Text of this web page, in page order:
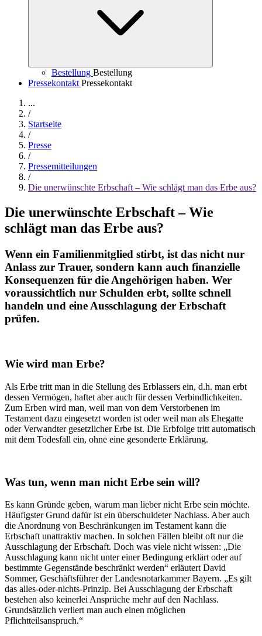
Bestellung Bestellung
Pressekontakt Pressekontakt
...
/
Startseite
/
Presse
/
Pressemitteilungen
/
Die unerwünschte Erbschaft – Wie schlägt man das Erbe aus?
Die unerwünschte Erbschaft – Wie
schlägt man das Erbe aus?
Wenn ein Familienmitglied stirbt, ist das nicht nur
Anlass zur Trauer, sondern kann auch finanzielle
Konsequenzen für die Angehörigen haben. Wer
voraussichtlich nur Schulden erbt, sollte schnell
handeln und eine Ausschlagung der Erbschaft
prüfen.
Wie wird man Erbe?
Als Erbe tritt man in die Stellung des Erblassers ein, d.h. man erbt
dessen Vermögen, haftet aber auch für dessen Verbindlichkeiten.
Zum Erben wird man, weil man von dem Verstorbenen im
Testament dazu eingesetzt worden ist oder weil man als Ehegatte
oder Verwandter gesetzlicher Erbe ist. Die Erbfolge tritt automatisch
mit dem Todesfall ein, ohne eine gesonderte Erklärung.
Was tun, wenn man nicht Erbe sein will?
Es kann Gründe geben, warum man lieber nicht Erbe sein möchte.
Häufigster Grund dafür ist ein überschuldeter Nachlass. Aber auch
die Anordnung von Beschränkungen im Testament kann die
Erbschaft unattraktiv machen. In solchen Fällen bleibt oft nur die
Ausschlagung der Erbschaft. Doch was viele nicht wissen: „Die
Ausschlagung kann nicht unter einer Bedingung erklärt oder auf
bestimmte Gegenstände beschränkt werden“ erläutert David
Sommer, Geschäftsführer der Landesnotarkammer Bayern. „Es gilt
das alles-oder-nichts-Prinzip. Bei Ausschlagung der Erbschaft
bestehen also keinerlei Ansprüche mehr auf den Nachlass.
Grundsätzlich verliert man auch einen möglichen
Pflichtteilsanspruch.“